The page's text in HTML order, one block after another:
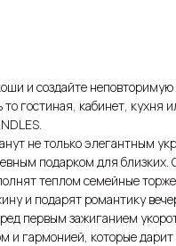
и создайте
гостиная, кабинет, кухня
не только элегантным
подарком для
теплом семейные
и подарят романтику
первым зажиганием
и гармонией, которые дарит